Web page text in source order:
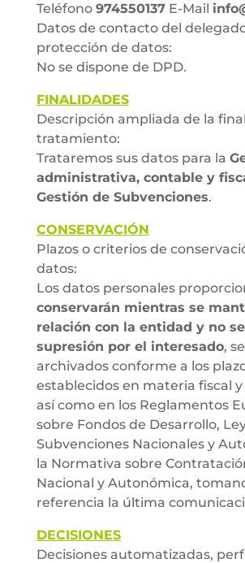
Teléfono 974550137E-Mail
Datos de contacto del
protección de datos:
No se dispone de DPD.
FINALIDADES
Descripción ampliada de la
tratamiento:
Trataremos sus datos para la
administrativa, contable y
Gestión de Subvenciones.
CONSERVACIÓN
Plazos o criterios de
datos:
Los datos personales
conservarán mientras se
relación con la entidad y no
supresión por el interesado,
archivados conforme a los
establecidos en materia fiscal
así como en los Reglamentos
sobre Fondos de Desarrollo,
Subvenciones Nacionales y
la Normativa sobre
Nacional y Autonómica,
referencia la última
DECISIONES
Decisiones automatizadas,